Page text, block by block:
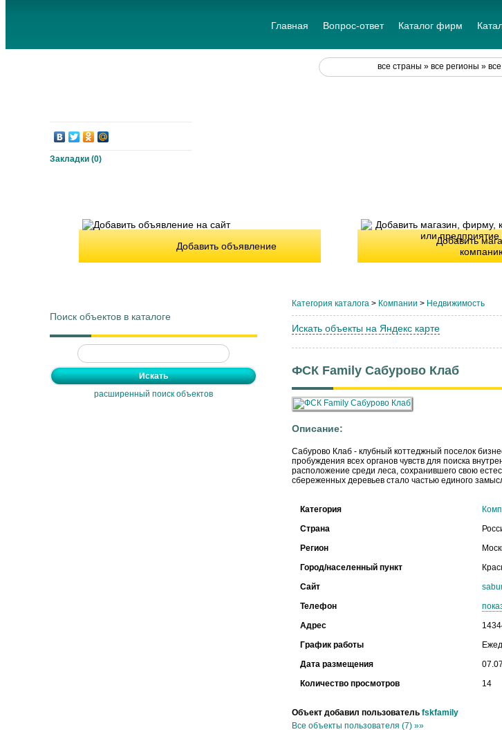
Главная Вопрос-ответ Каталог фирм
Закладки (0)
все страны » все регионы »
Добавить объявление
Добавить
Поиск объектов в каталоге
расширенный поиск объектов
Категория каталога > Компании > Недвижимость
Искать объекты на Яндекс карте
ФСК Family Сабурово Клаб
Описание:
Сабурово Клаб - клубный коттеджный поселок
пробуждения всех органов чувств для поиска
расположение среди леса, сохранившего свою
сбереженных деревьев стало частью единого
Категория
Страна
Регион
Город/населенный пункт
Сайт
Телефон
Адрес
График работы
Дата размещения
Количество просмотров
14
Объект добавил пользователь fskfamily
Все объекты пользователя (7) »»